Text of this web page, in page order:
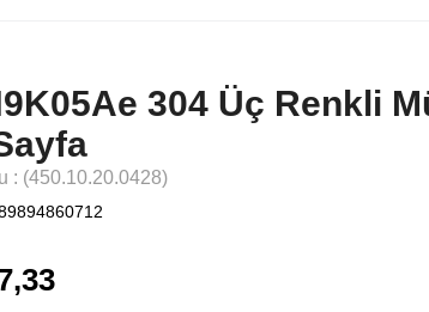
304 Üç Renkli
(450.10.20.0428)